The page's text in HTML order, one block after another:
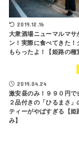
2019.12.16
大衆酒場ニューマルマサ
ン！実際に食べてきた！
もらったよ！【姫路の種
2019.04.24
激安昼のみ！９９０円で
２品付きの「ひるまさ」
ティーがやばすぎる【姫
み】